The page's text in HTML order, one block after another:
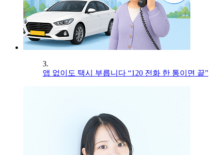
3.
앱 없이도 택시 부릅니다 “120 전화 한 통이면 끝”